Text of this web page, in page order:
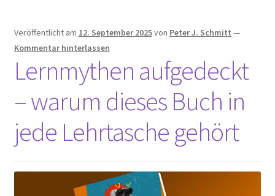
Veröffentlicht am 12. September 2025von Peter J. Schmitt —
Kommentar hinterlassen
Lernmythen aufgedeckt
– warum dieses Buch in
jede Lehrtasche gehört